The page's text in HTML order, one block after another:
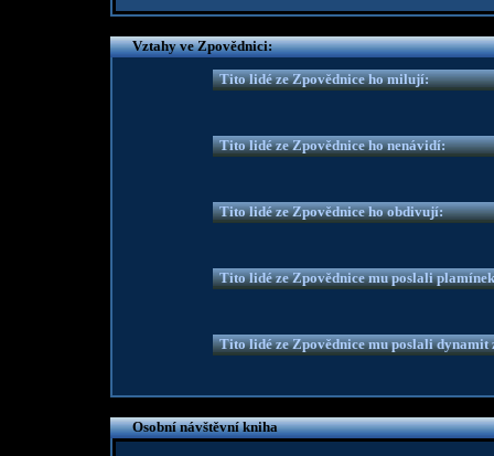
Vztahy ve Zpovědnici:
Tito lidé ze Zpovědnice ho milují:
Tito lidé ze Zpovědnice ho nenávidí:
Tito lidé ze Zpovědnice ho obdivují:
Tito lidé ze Zpovědnice mu poslali
Tito lidé ze Zpovědnice mu poslali dynamit
Osobní návštěvní kniha